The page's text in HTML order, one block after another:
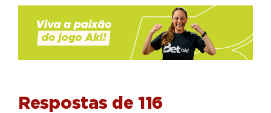
Respostas de 116